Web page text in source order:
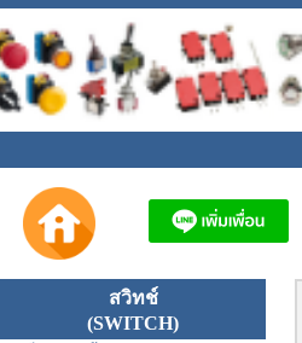
สวิทช์
(SWITCH)